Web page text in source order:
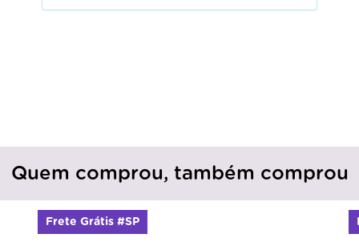
Quem comprou, também comprou
Frete Grátis #SP